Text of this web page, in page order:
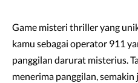
Game misteri thriller yang
kamu sebagai operator 911
panggilan darurat misterius.
menerima panggilan,